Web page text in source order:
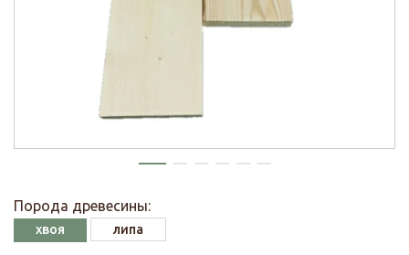
Порода древесины:
хвоя липа